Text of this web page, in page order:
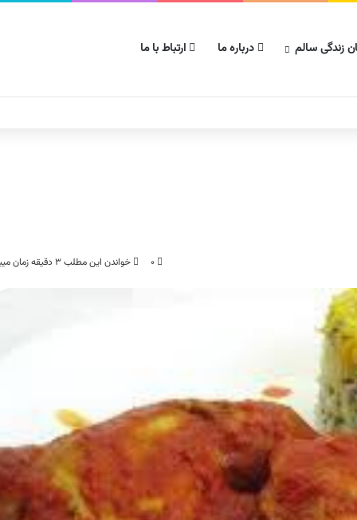
زندگی سالم درباره ما ارتباط با ما
۰ خواندن این مطلب ۳ دقیقه زمان میبرد